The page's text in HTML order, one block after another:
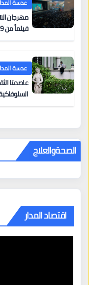
عدسة
فيلماً من 19 دولة أوروبية بالدخول المجاني
عدسة
الصحةوالعلاج
اقتصاد المدار